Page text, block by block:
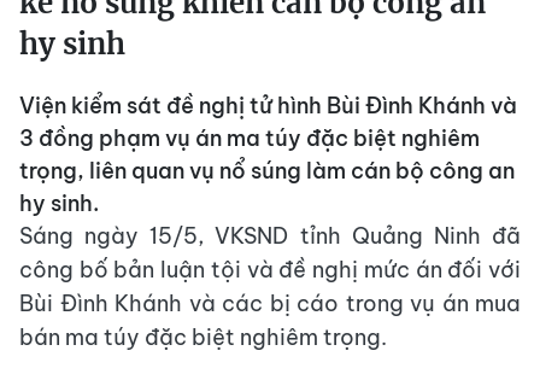
hy sinh
Viện kiểm sát đề nghị tử hình Bùi Đình Khánh và
3 đồng phạm vụ án ma túy đặc biệt nghiêm
trọng, liên quan vụ nổ súng làm cán bộ công an
hy sinh.
Sáng ngày 15/5, VKSND tỉnh Quảng Ninh đã
công bố bản luận tội và đề nghị mức án đối với
Bùi Đình Khánh và các bị cáo trong vụ án mua
bán ma túy đặc biệt nghiêm trọng.